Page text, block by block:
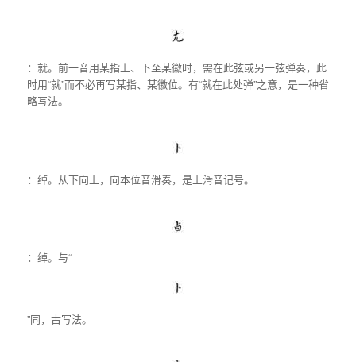
：就。前一音用某指上、下至某徽时，需在此弦或另一弦弹奏，此
时用“就”而不必再写某指、某徽位。有“就在此处弹”之意，是一种省
略写法。
：绰。从下向上，向本位音滑奏，是上滑音记号。
：绰。与“
”同，古写法。